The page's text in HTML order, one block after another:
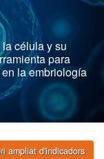
célula y su
para
la embriología
ampliat d'indicadors